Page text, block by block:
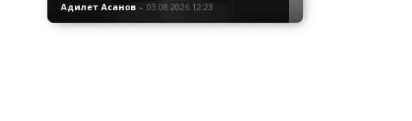
Адилет Асанов - 03.08.2026 12:23